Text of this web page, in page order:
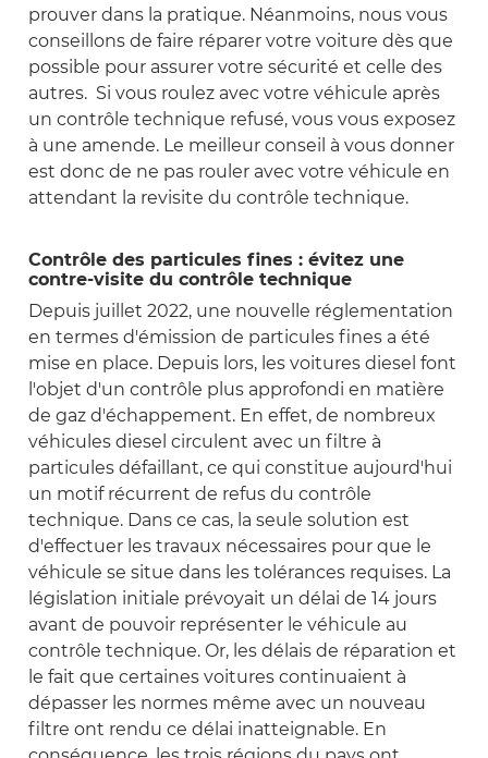
prouver dans la pratique. Néanmoins, nous vous
conseillons de faire réparer votre voiture dès que
possible pour assurer votre sécurité et celle des
autres. Si vous roulez avec votre véhicule après
un contrôle technique refusé, vous vous exposez
à une amende. Le meilleur conseil à vous donner
est donc de ne pas rouler avec votre véhicule en
attendant la revisite du contrôle technique.
Contrôle des particules fines : évitez une
contre-visite du contrôle technique
Depuis juillet 2022, une nouvelle réglementation
en termes d'émission de particules fines a été
mise en place. Depuis lors, les voitures diesel font
l'objet d'un contrôle plus approfondi en matière
de gaz d'échappement. En effet, de nombreux
véhicules diesel circulent avec un filtre à
particules défaillant, ce qui constitue aujourd'hui
un motif récurrent de refus du contrôle
technique. Dans ce cas, la seule solution est
d'effectuer les travaux nécessaires pour que le
véhicule se situe dans les tolérances requises. La
législation initiale prévoyait un délai de 14 jours
avant de pouvoir représenter le véhicule au
contrôle technique. Or, les délais de réparation et
le fait que certaines voitures continuaient à
dépasser les normes même avec un nouveau
filtre ont rendu ce délai inatteignable. En